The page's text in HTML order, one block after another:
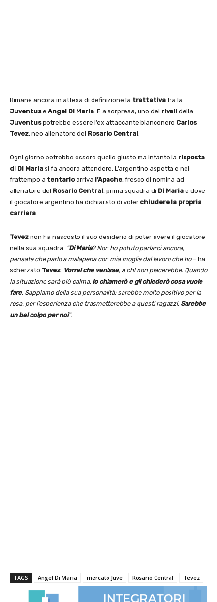
Rimane ancora in attesa di definizione la trattativa tra la
Juventuse Angel Di Maria. E a sorpresa, uno dei rivali della
Juventuspotrebbe essere l’ex attaccante bianconero Carlos
Tevez, neo allenatore del Rosario Central.
Ogni giorno potrebbe essere quello giusto ma intanto la risposta
di Di Maria si fa ancora attendere. L’argentino aspetta e nel
frattempo a tentarloarriva l’Apache, fresco di nomina ad
allenatore del Rosario Central, prima squadra di Di Maria e dove
il giocatore argentino ha dichiarato di voler chiudere la propria
carriera.
Tevez non ha nascosto il suo desiderio di poter avere il giocatore
nella sua squadra. “Di Maria? Non ho potuto parlarci ancora,
pensate che parlo a malapena con mia moglie dal lavoro che ho– ha
scherzato Tevez. Vorrei che venisse, a chi non piacerebbe. Quando
la situazione sarà più calma, lo chiamerò e gli chiederò cosa vuole
fare. Sappiamo della sua personalità: sarebbe molto positivo per la
rosa, per l’esperienza che trasmetterebbe a questi ragazzi. Sarebbe
un bel colpo per noi“.
TAGS Angel Di Maria mercato Juve Rosario Central Tevez